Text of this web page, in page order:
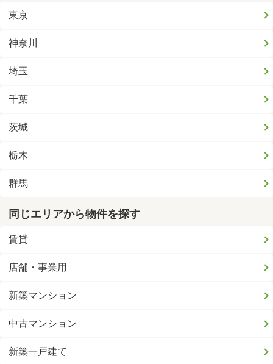
東京
神奈川
埼玉
千葉
茨城
栃木
群馬
同じエリアから物件を探す
賃貸
店舗・事業用
新築マンション
中古マンション
新築一戸建て